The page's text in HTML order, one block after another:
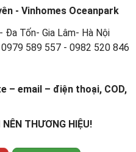
- Vinhomes Oceanpark
Tốn- Gia Lâm- Hà Nội
0979 589 557 - 0982 520 846
– email – điện thoại, COD,
THƯƠNG HIỆU!